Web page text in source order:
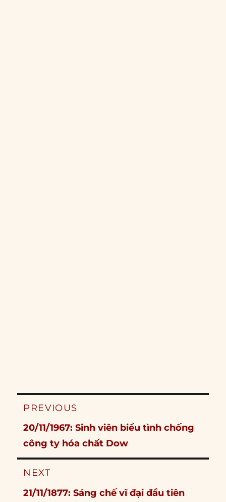
Post
PREVIOUS
Previous
post:
20/11/1967: Sinh viên biểu tình chống
công ty hóa chất Dow
NEXT
Next
21/11/1877: Sáng chế vĩ đại đầu tiên